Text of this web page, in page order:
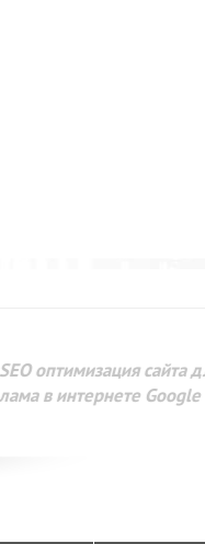
оптимизация сайта для
в интернете Google